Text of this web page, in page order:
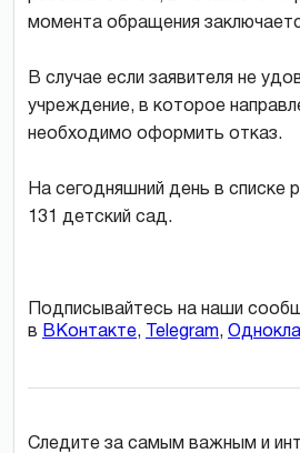
момента обращения
В случае если заявителя не
учреждение, в которое
необходимо оформить отказ.
На сегодняшний день в списке
131 детский сад.
Подписывайтесь на наши
в ВКонтакте, Telegram,
Следите за самым важным и